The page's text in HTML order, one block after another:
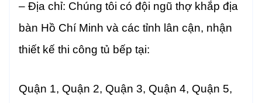
– Địa chỉ: Chúng tôi có đội ngũ thợ khắp địa
bàn Hồ Chí Minh và các tỉnh lân cận, nhận
thiết kế thi công tủ bếp tại:
Quận 1, Quận 2, Quận 3, Quận 4, Quận 5,